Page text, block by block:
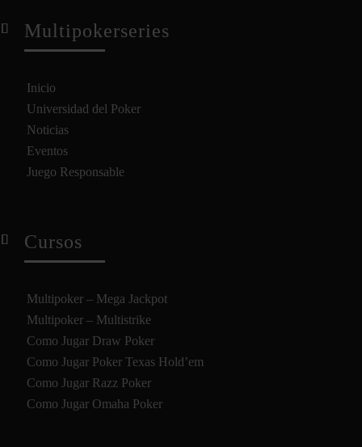
Multipokerseries
Inicio
Universidad del Poker
Noticias
Eventos
Juego Responsable
Cursos
Multipoker – Mega Jackpot
Multipoker – Multistrike
Como Jugar Draw Poker
Como Jugar Poker Texas Hold’em
Como Jugar Razz Poker
Como Jugar Omaha Poker